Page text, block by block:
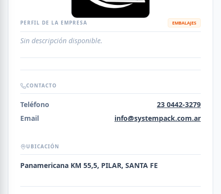
PERFIL DE LA EMPRESA EMBALAJES
Sin descripción disponible.
CONTACTO
Teléfono
23 0442-3279
Email
info@systempack.com.ar
UBICACIÓN
Panamericana KM 55,5, PILAR, SANTA FE